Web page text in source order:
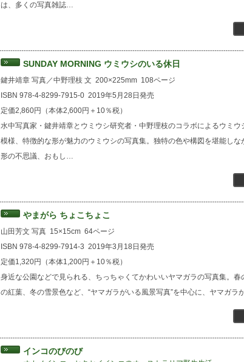
は、多くの写真雑誌…
SUNDAY MORNING ウミウシのいる休日
鍵井靖章 写真／中野理枝 文 200×225mm 108ページ
ISBN 978-4-8299-7915-0 2019年5月28日発売
定価2,860円（本体2,600円＋10％税）
水中写真家・鍵井靖章とウミウシ研究者・中野理枝のコラボによるウミウ
模様、特徴的な形が魅力のウミウシの写真集。独特の色や構図を堪能しな
形の不思議、おもし…
やまがら ちょこちょこ
山田芳文 写真 15×15cm 64ページ
ISBN 978-4-8299-7914-3 2019年3月18日発売
定価1,320円（本体1,200円＋10％税）
身近な公園などで見られる、ちっちゃくてかわいいヤマガラの写真集。春
の紅葉、冬の雪景色など、“ヤマガラがいる風景写真”を中心に、ヤマガラ
インコのびのび